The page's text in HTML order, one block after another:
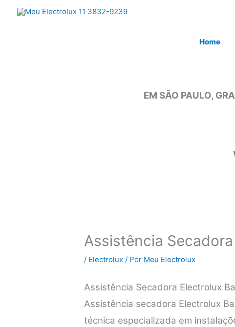
Home
EM SÃO PAULO,
Assistência
/ Electrolux / Por Meu Electrolux
Assistência Secadora Electrolux
Assistência secadora Electrolux
técnica especializada em